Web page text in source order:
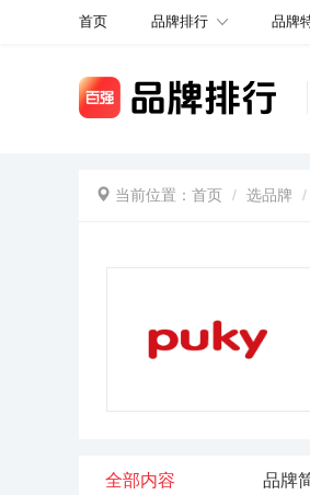
首页 品牌排行 品牌
当前位置： 首页 选品牌
全部内容 品牌